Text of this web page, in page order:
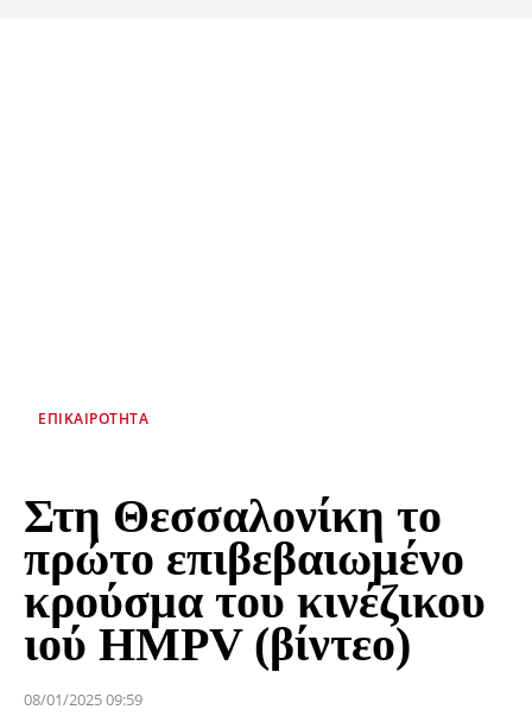
ΕΠΙΚΑΙΡΌΤΗΤΑ
Στη Θεσσαλονίκη το
πρώτο επιβεβαιωμένο
κρούσμα του κινέζικου
ιού HMPV (βίντεο)
08/01/2025 09:59